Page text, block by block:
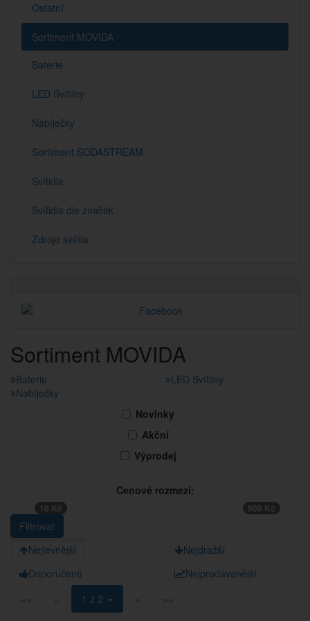
Ostatní
Sortiment MOVIDA
Baterie
LED Svítilny
Nabíječky
Sortiment SODASTREAM
Svítidla
Svítidla dle značek
Zdroje světla
Sortiment MOVIDA
Baterie
LED Svítilny
Nabíječky
Novinky
Akční
Výprodej
Cenové rozmezí:
10 Kč 900 Kč
Nejlevnější
Nejdražší
Doporučené
Nejprodávanější
««
« 1 z 2 » »»